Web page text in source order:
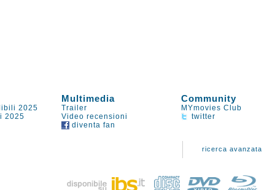
Multimedia Community
2025 Trailer
MYmovies Club
2025 Video recensioni
twitter
diventa fan
ricerca avanzata